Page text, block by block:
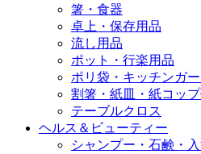
箸・食器
卓上・保存用品
流し用品
ポット・行楽用品
ポリ袋・キッチンガ
割箸・紙皿・紙コッ
テーブルクロス
ヘルス＆ビューティー
シャンプー・石鹸・